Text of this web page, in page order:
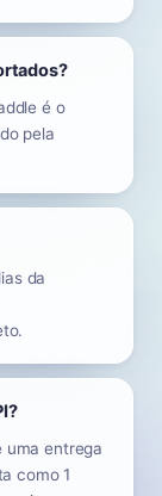
é o
pela
da
uma entrega
como 1